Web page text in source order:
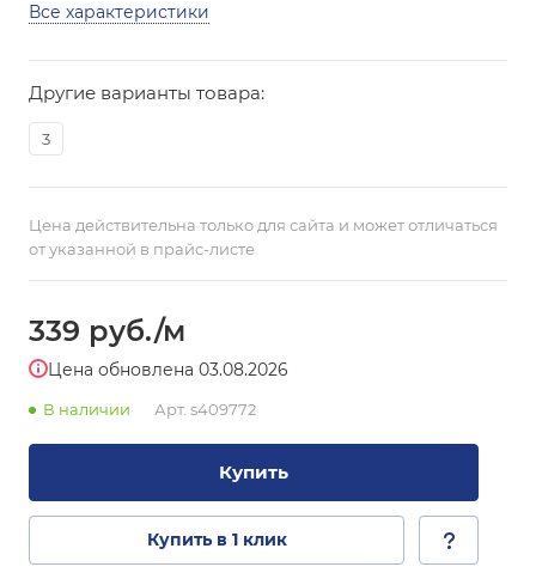
Все характеристики
Другие варианты товара:
3
Цена действительна только для сайта и может отличаться
от указанной в прайс-листе
339 руб./м
Цена обновлена 03.08.2026
В наличии Арт. s409772
Купить
Купить в 1 клик